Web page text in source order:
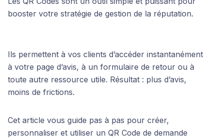
booster votre stratégie de gestion de la réputation.
Ils permettent à vos clients d’accéder instantanément
à votre page d’avis, à un formulaire de retour ou à
toute autre ressource utile. Résultat : plus d’avis,
moins de frictions.
Cet article vous guide pas à pas pour créer,
personnaliser et utiliser un QR Code de demande